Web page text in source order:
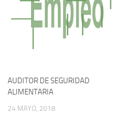
AUDITOR DE SEGURIDAD
ALIMENTARIA
24 MAYO, 2018